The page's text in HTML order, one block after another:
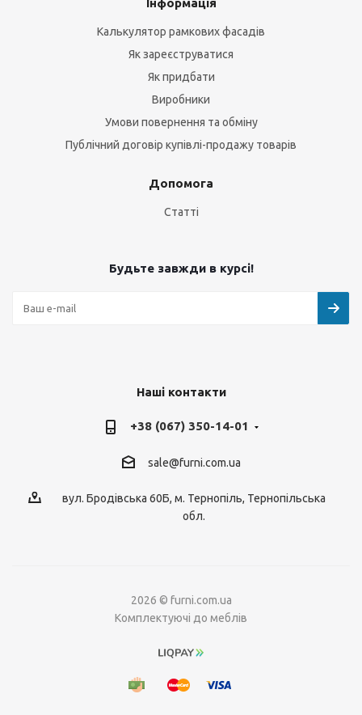
Інформація
Калькулятор рамкових фасадів
Як зареєструватися
Як придбати
Виробники
Умови повернення та обміну
Публічний договір купівлі-продажу товарів
Допомога
Статті
Будьте завжди в курсі!
Наші контакти
+38 (067) 350-14-01
sale@furni.com.ua
вул. Бродівська 60Б, м. Тернопіль, Тернопільська
обл.
2026 © furni.com.ua
Комплектуючі до меблів